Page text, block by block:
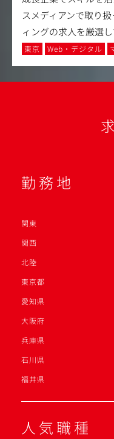
スメディアンで取り
ィングの求人を厳選し
東京 Web・デジタル
勤務地
関東
関西
北陸
東京都
愛知県
大阪府
兵庫県
石川県
福井県
人気職種